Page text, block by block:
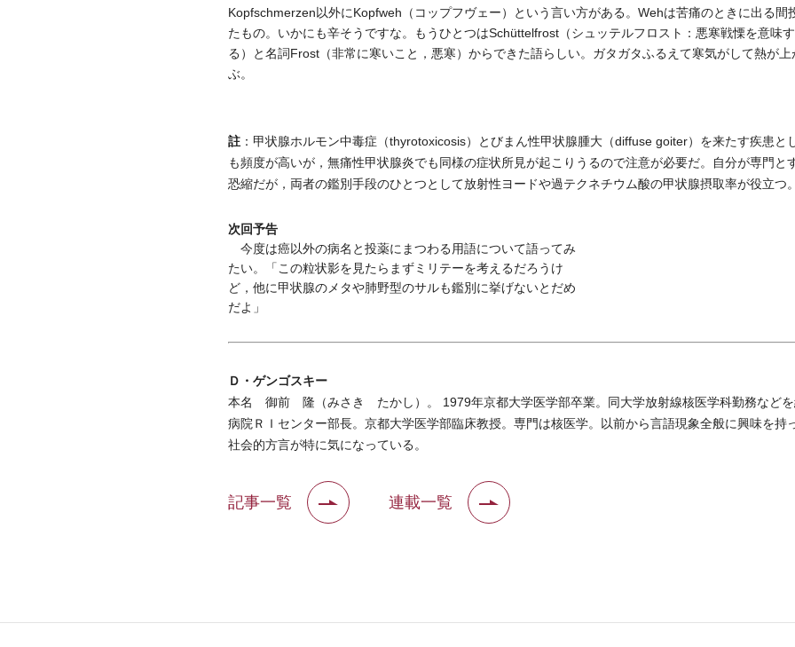
Kopfschmerzen以外にKopfweh（コップフヴェー）という言い方がある。Wehは苦痛のときに出る間
たもの。いかにも辛そうですな。もうひとつはSchüttelfrost（シュッテルフロスト：悪寒戦慄を意味
る）と名詞Frost（非常に寒いこと，悪寒）からできた語らしい。ガタガタふるえて寒気がして熱が
ぶ。
註 ：甲状腺ホルモン中毒症（thyrotoxicosis）とびまん性甲状腺腫大（diffuse goiter）を来たす疾患と
も頻度が高いが，無痛性甲状腺炎でも同様の症状所見が起こりうるので注意が必要だ。自分が専門と
恐縮だが，両者の鑑別手段のひとつとして放射性ヨードや過テクネチウム酸の甲状腺摂取率が役立つ。
次回予告
今度は癌以外の病名と投薬にまつわる用語について語ってみ
たい。「この粒状影を見たらまずミリテーを考えるだろうけ
ど，他に甲状腺のメタや肺野型のサルも鑑別に挙げないとだめ
だよ」
Ｄ・ゲンゴスキー
本名 御前 隆（みさき たかし）。 1979年京都大学医学部卒業。同大学放射線核医学科勤務などを
病院ＲＩセンター部長。京都大学医学部臨床教授。専門は核医学。以前から言語現象全般に興味を持
社会的方言が特に気になっている。
記事一覧 連載一覧